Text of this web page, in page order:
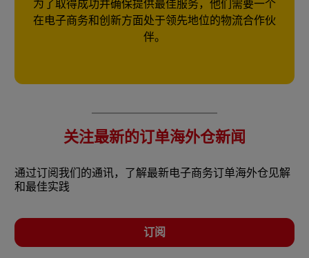
为了取得成功并确保提供最佳服务，他们需要一个
在电子商务和创新方面处于领先地位的物流合作伙
伴。
关注最新的订单海外仓新闻
通过订阅我们的通讯，了解最新电子商务订单海外仓见解
和最佳实践
订阅